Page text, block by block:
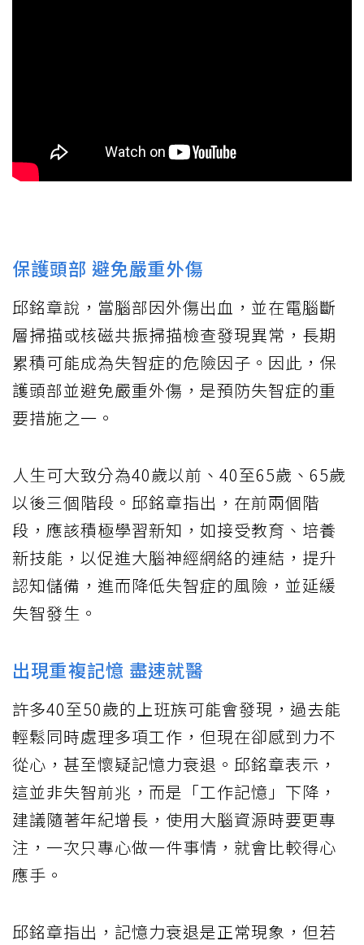
保護頭部 避免嚴重外傷
邱銘章說，當腦部因外傷出血，並在電腦斷
層掃描或核磁共振掃描檢查發現異常，長期
累積可能成為失智症的危險因子。因此，保
護頭部並避免嚴重外傷，是預防失智症的重
要措施之一。
人生可大致分為40歲以前、40至65歲、65歲
以後三個階段。邱銘章指出，在前兩個階
段，應該積極學習新知，如接受教育、培養
新技能，以促進大腦神經網絡的連結，提升
認知儲備，進而降低失智症的風險，並延緩
失智發生。
出現重複記憶 盡速就醫
許多40至50歲的上班族可能會發現，過去能
輕鬆同時處理多項工作，但現在卻感到力不
從心，甚至懷疑記憶力衰退。邱銘章表示，
這並非失智前兆，而是「工作記憶」下降，
建議隨著年紀增長，使用大腦資源時要更專
注，一次只專心做一件事情，就會比較得心
應手。
邱銘章指出，記憶力衰退是正常現象，但若